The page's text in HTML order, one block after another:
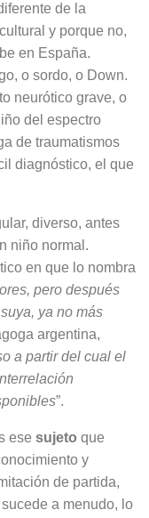
de la
y porque no,
en España.
o sordo, o Down.
neurótico grave, o
del espectro
de traumatismos
diagnóstico, el que
diverso, antes
niño normal.
en que lo nombra
pero después
ya no más
argentina,
a partir del cual el
”.
ese sujeto que
y
de partida,
a menudo, lo